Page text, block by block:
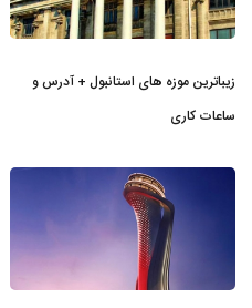
زیباترین موزه‌ های استانبول + آدرس و
ساعات کاری